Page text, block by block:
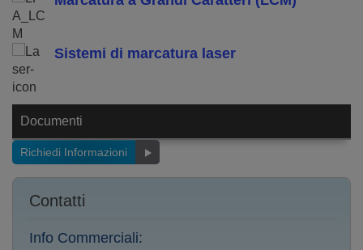
Sistemi di marcatura laser
Documenti
Richiedi Informazioni
Contatti
Info Commerciali: